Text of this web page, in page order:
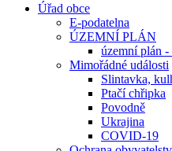
Úřad obce
E-podatelna
ÚZEMNÍ PLÁN
územní plán -
Mimořádné události
Slintavka,
Ptačí chřipka
Povodně
Ukrajina
COVID-19